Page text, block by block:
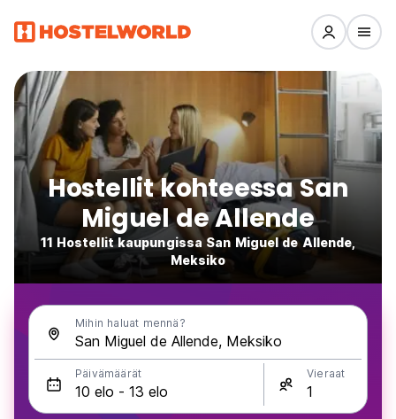
Hostellit kohteessa San
Miguel de Allende
11 Hostellit kaupungissa San Miguel de Allende,
Meksiko
Mihin haluat mennä?
Päivämäärät Vieraat